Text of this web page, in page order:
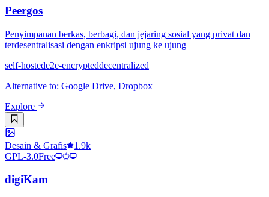
Peergos
Penyimpanan berkas, berbagi, dan jejaring sosial yang privat dan
terdesentralisasi dengan enkripsi ujung ke ujung
self-hostede2e-encrypteddecentralized
Alternative to: Google Drive, Dropbox
Explore
Desain & Grafis
1.9k
GPL-3.0Free
digiKam